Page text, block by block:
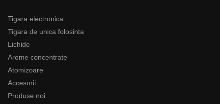
Tigara electronica
Tigara de unica folosinta
Lichide
Arome concentrate
Atomizoare
Accesorii
Produse noi